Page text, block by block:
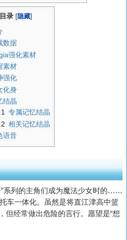
目录
数据
强化素材
素材
强化
化身
结晶
专属记忆结晶
相关记忆结晶
语音
”系列的主角们成为魔法少女时的……
车一体化。虽然是将直江津高中篮
但经常做出危险的言行。愿望是“想